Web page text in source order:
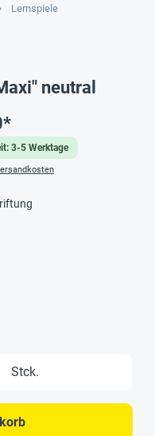
Lernspiele
neutral
3-5 Werktage
gewünschten
Stck.